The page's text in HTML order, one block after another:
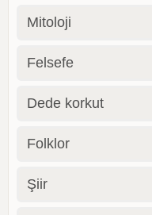
Mitoloji
Felsefe
Dede korkut
Folklor
Şiir